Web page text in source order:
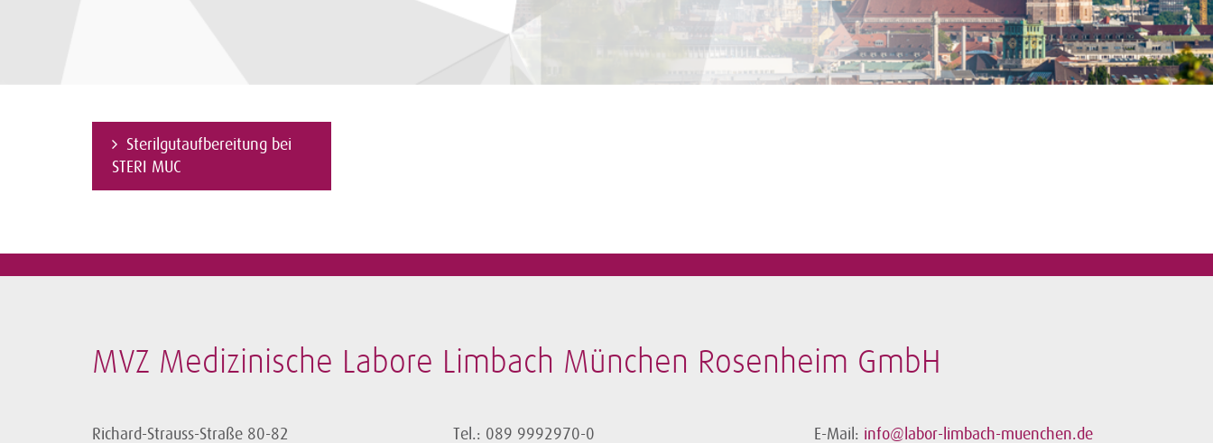
Sterilgutaufbereitung bei
STERI MUC
MVZ Medizinische Labore Limbach München Rosenheim GmbH
Richard-Strauss-Straße 80-82 Tel.: 089 9992970-0 E-Mail: info@labor-limbach-muenchen.de